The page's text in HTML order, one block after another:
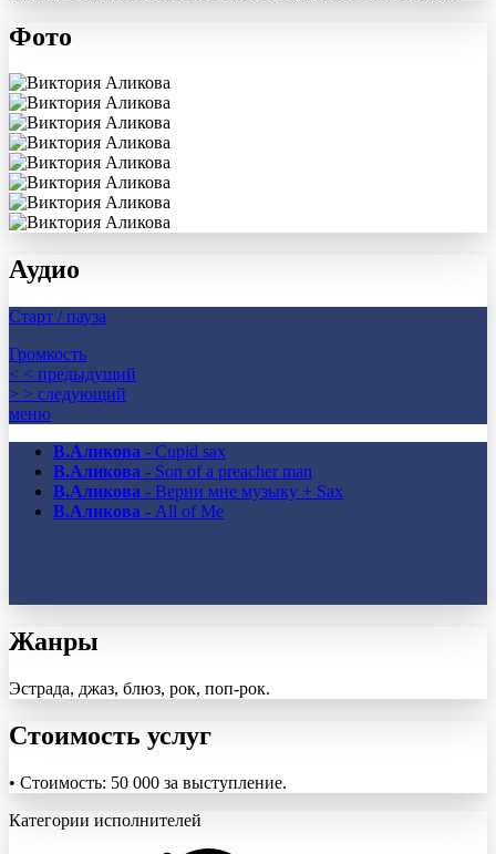
Фото
Аудио
Старт / пауза
Громкость
< < предыдущий
> > следующий
меню
В.Аликова - Cupid sax
В.Аликова - Son of a preacher man
В.Аликова - Верни мне музыку + Sax
В.Аликова - All of Me
Жанры
Эстрада, джаз, блюз, рок, поп-рок.
Стоимость услуг
• Стоимость: 50 000 за выступление.
Категории исполнителей